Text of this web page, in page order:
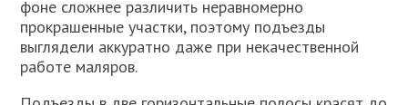
фоне сложнее различить неравномерно
прокрашенные участки, поэтому подъезды
выглядели аккуратно даже при некачественной
работе маляров.